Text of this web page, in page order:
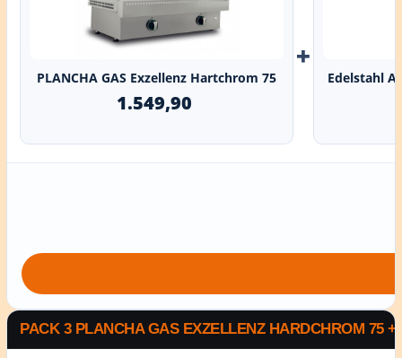
PLANCHA GAS Exzellenz Hartchrom 75
1.549,90
+
Edelstahl
PACK 3 PLANCHA GAS EXZELLENZ HARDCHROM 75 +